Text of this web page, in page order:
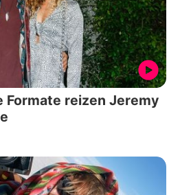
Formate reizen Jeremy